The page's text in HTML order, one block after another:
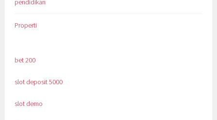
pendidikan
Properti
bet 200
slot deposit 5000
slot demo